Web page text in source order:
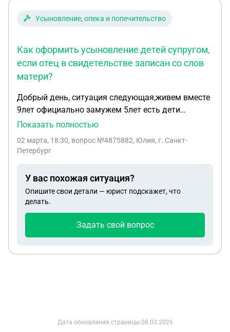
Усыновление, опека и попечительство
Как оформить усыновление детей супругом,
если отец в свидетельстве записан со слов
матери?
Добрый день, ситуация следующая,живем вместе
9лет официально замужем 5лет есть дети
старшей дочки 18лет младшей 15лет, муж хочет
дочери в графе отец в свидетельстве о рождении
принимал,у старшей пропуск,муж на данный
момент находится на сво,хотим узнать как нам
это возможно сделать и какие документы нам
Показать полностью
02 марта, 18:30, вопрос №4875882, Юлия, г. Санкт-
Петербург
У вас похожая ситуация?
Опишите свои детали — юрист подскажет, что
делать.
Задать свой вопрос
Дата обновления страницы 08.03.2026